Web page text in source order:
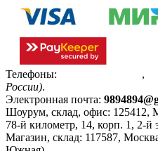
Телефоны: ,
России).
Электронная почта:
Шоурум, склад, офис: 125412,
78-й километр, 14, корп. 1, 2-
Магазин, склад: 117587,